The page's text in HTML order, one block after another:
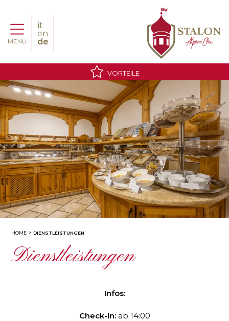
MENU
it
en
de
VORTEILE
HOME DIENSTLEISTUNGEN
Dienstleistungen
Infos:
Check-in:ab 14:00